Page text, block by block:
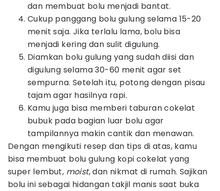
dan membuat bolu menjadi bantat.
Cukup panggang bolu gulung selama 15-20
menit saja. Jika terlalu lama, bolu bisa
menjadi kering dan sulit digulung.
Diamkan bolu gulung yang sudah diisi dan
digulung selama 30-60 menit agar set
sempurna. Setelah itu, potong dengan pisau
tajam agar hasilnya rapi.
Kamu juga bisa memberi taburan cokelat
bubuk pada bagian luar bolu agar
tampilannya makin cantik dan menawan.
Dengan mengikuti resep dan tips di atas, kamu
bisa membuat bolu gulung kopi cokelat yang
super lembut, moist, dan nikmat di rumah. Sajikan
bolu ini sebagai hidangan takjil manis saat buka